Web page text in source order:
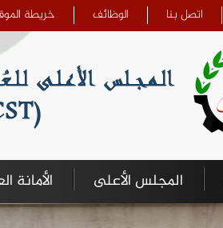
اتصل بنا الوظائف خريطة
المجلس الأعلى الأمانة